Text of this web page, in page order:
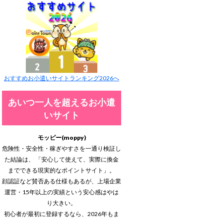
おすすめお小遣いサイトランキング2026へ
あいつ一人を超えるお小遣
いサイト
モッピー(moppy)
危険性・安全性・稼ぎやすさを一通り検証し
た結論は、 「安心して使えて、実際に換金
までできる現実的なポイントサイト」。
顔認証など賛否ある仕様もあるが、上場企業
運営・15年以上の実績という安心感はやは
り大きい。
初心者が最初に登録するなら、2026年もま